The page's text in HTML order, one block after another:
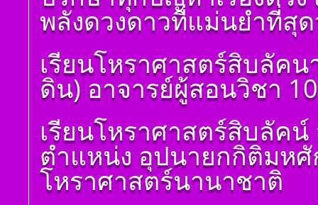
พลังดวงดาวที่แม่นยำที่สุ
เรียนโหราศาสตร์สิบลัค
ดิน) อาจารย์ผู้สอนวิชา
โ ห ร า ส า ด (ฉบับ
เรียนรู้โดยไม่ต้องถาม)
โดย สอ้าน นาคเพชร
พูล(สีดิน) บทที่ ๑ บทนำ
โ ห ร า ส า ด (ฉบับ
เรียนรู้โดยไม่ต้องถาม)
เรียนโหราศาสตร์สิบลัค
ตำแหน่ง อุปนายกกิติมห
โหราศาสตร์นานาชาติ